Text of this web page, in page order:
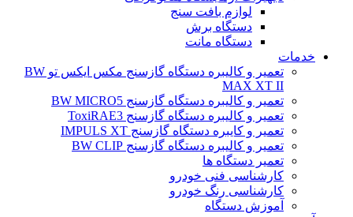
لوازم بافت سنج
دستگاه برش
دستگاه مانت
خدمات
تعمیر و کالیبره دستگاه گازسنج مکس ایکس تو BW
MAX XT II
تعمیر و کالیبره دستگاه گازسنج BW MICRO5
تعمیر و کالیبره دستگاه گازسنج ToxiRAE3
تعمیر و کایبره دستگاه گازسنج IMPULS XT
تعمیر و کالیبره دستگاه گازسنج BW CLIP
تعمیر دستگاه ها
کارشناسی فنی خودرو
کارشناسی رنگ خودرو
آموزش دستگاه